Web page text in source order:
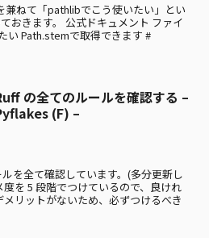
ねて「pathlibでこう使いたい」とい
おきます。 公式ドキュメント ファイ
い Path.stemで取得できます #
の全てのルールを確認する –
(F) –
を全て確認しています。(多分更新し
を 5 段階でつけているので、良けれ
リットがないため、必ずつけるべき